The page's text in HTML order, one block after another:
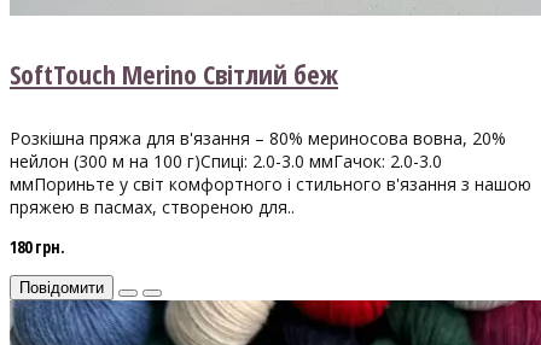
SoftTouch Merino Світлий беж
Розкішна пряжа для в'язання – 80% мериносова вовна, 20%
нейлон (300 м на 100 г)Спиці: 2.0-3.0 ммГачок: 2.0-3.0
ммПориньте у світ комфортного і стильного в'язання з нашою
пряжею в пасмах, створеною для..
180 грн.
Повідомити